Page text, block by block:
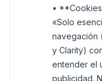
•
«Solo
navegación
y Clarity)
entender el
publicidad.